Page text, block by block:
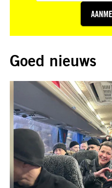
Goed nieuws